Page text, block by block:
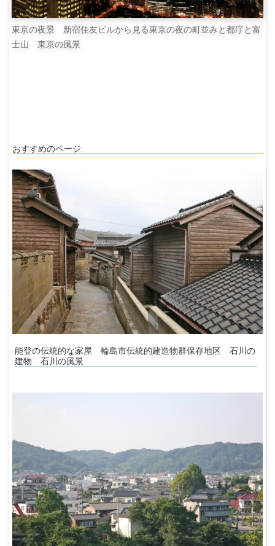
東京の夜景 新宿住友ビルから見る東京の夜の町並みと都庁と富
士山 東京の風景
おすすめのページ:
能登の伝統的な家屋 輪島市伝統的建造物群保存地区 石川の
建物 石川の風景